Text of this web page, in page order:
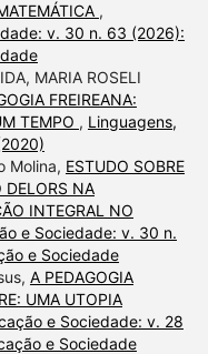
,
v. 30 n. 63 (2026):
MARIA ROSELI
FREIREANA:
TEMPO , Linguagens,
Molina, ESTUDO SOBRE
DELORS NA
INTEGRAL NO
e Sociedade: v. 30 n.
e Sociedade
A PEDAGOGIA
UMA UTOPIA
e Sociedade: v. 28
e Sociedade